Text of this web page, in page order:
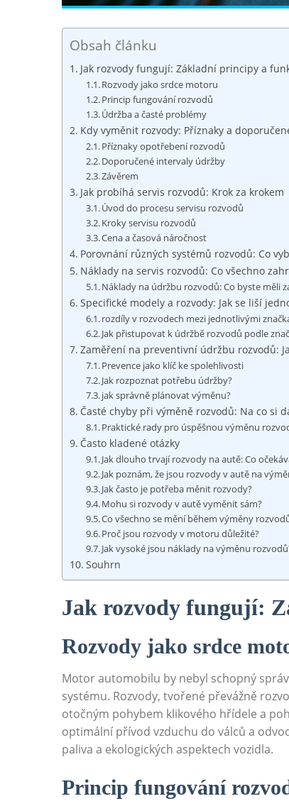
Obsah článku
Jak rozvody fungují: Základní principy a
Rozvody jako srdce motoru
Princip fungování rozvodů
Údržba a časté problémy
Kdy vyměnit rozvody: Příznaky a
Příznaky opotřebení rozvodů
Doporučené intervaly údržby
Závěrem
Jak probíhá servis rozvodů: Krok za krokem
Úvod do procesu servisu rozvodů
Kroky servisu rozvodů
Cena a časová náročnost
Porovnání různých systémů rozvodů: Co
Náklady na servis rozvodů: Co všechno
Náklady na údržbu rozvodů: Co byste měli
Specifické modely a rozvody: Jak se liší
rozdíly v rozvodech mezi jednotlivými
Jak přistupovat k údržbě rozvodů podle
Zaměření na preventivní údržbu rozvodů:
Prevence jako klíč ke spolehlivosti
Jak rozpoznat potřebu údržby?
jak správně plánovat výměnu?
Časté chyby při výměně rozvodů: Na co si
Praktické rady pro úspěšnou výměnu
Často kladené otázky
Jak dlouho trvají rozvody na autě: Co
Jak poznám, že jsou rozvody v autě na
Jak často je potřeba měnit rozvody?
Mohu si rozvody v autě vyměnit sám?
Co všechno se mění během výměny
Proč jsou rozvody v motoru důležité?
Jak vysoké jsou náklady na výměnu
Souhrn
Jak rozvody fungují:
Rozvody jako srdce
Motor automobilu by nebyl schopný
systému. Rozvody, tvořené převážně
otočným pohybem klikového hřídele a
optimální přívod vzduchu do válců a
paliva a ekologických aspektech vozidla.
Princip fungování